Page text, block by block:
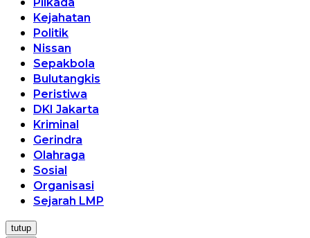
Kejahatan
Politik
Nissan
Sepakbola
Bulutangkis
Peristiwa
DKI Jakarta
Kriminal
Gerindra
Olahraga
Sosial
Organisasi
Sejarah LMP
tutup